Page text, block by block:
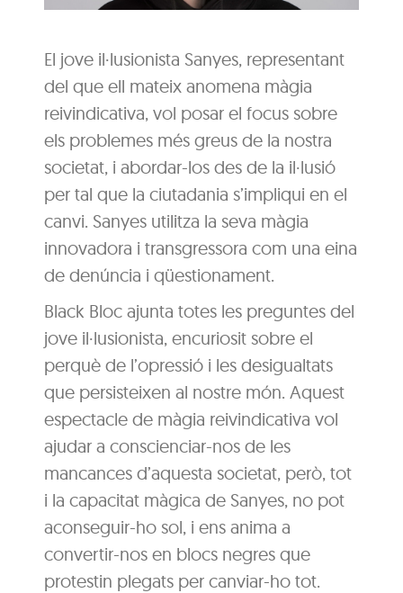
El jove il·lusionista Sanyes, representant
del que ell mateix anomena màgia
reivindicativa, vol posar el focus sobre
els problemes més greus de la nostra
societat, i abordar-los des de la il·lusió
per tal que la ciutadania s’impliqui en el
canvi. Sanyes utilitza la seva màgia
innovadora i transgressora com una eina
de denúncia i qüestionament.
Black Bloc ajunta totes les preguntes del
jove il·lusionista, encuriosit sobre el
perquè de l’opressió i les desigualtats
que persisteixen al nostre món. Aquest
espectacle de màgia reivindicativa vol
ajudar a conscienciar-nos de les
mancances d’aquesta societat, però, tot
i la capacitat màgica de Sanyes, no pot
aconseguir-ho sol, i ens anima a
convertir-nos en blocs negres que
protestin plegats per canviar-ho tot.